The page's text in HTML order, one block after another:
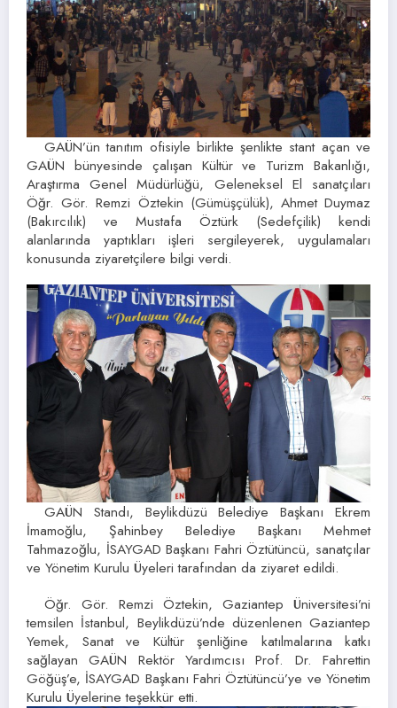
GAÜN’ün tanıtım ofisiyle birlikte şenlikte stant açan ve
GAÜN bünyesinde çalışan Kültür ve Turizm Bakanlığı,
Araştırma Genel Müdürlüğü, Geleneksel El sanatçıları
Öğr. Gör. Remzi Öztekin (Gümüşçülük), Ahmet Duymaz
(Bakırcılık) ve Mustafa Öztürk (Sedefçilik) kendi
alanlarında yaptıkları işleri sergileyerek, uygulamaları
konusunda ziyaretçilere bilgi verdi.
GAÜN Standı, Beylikdüzü Belediye Başkanı Ekrem
İmamoğlu, Şahinbey Belediye Başkanı Mehmet
Tahmazoğlu, İSAYGAD Başkanı Fahri Öztütüncü, sanatçılar
ve Yönetim Kurulu Üyeleri tarafından da ziyaret edildi.
Öğr. Gör. Remzi Öztekin, Gaziantep Üniversitesi’ni
temsilen İstanbul, Beylikdüzü’nde düzenlenen Gaziantep
Yemek, Sanat ve Kültür şenliğine katılmalarına katkı
sağlayan GAÜN Rektör Yardımcısı Prof. Dr. Fahrettin
Göğüş’e, İSAYGAD Başkanı Fahri Öztütüncü’ye ve Yönetim
Kurulu Üyelerine teşekkür etti.